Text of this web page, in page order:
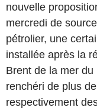
nouvelle
mercredi de
pétrolier, une
installée après la
Brent de la mer
renchéri de plus
respectivement